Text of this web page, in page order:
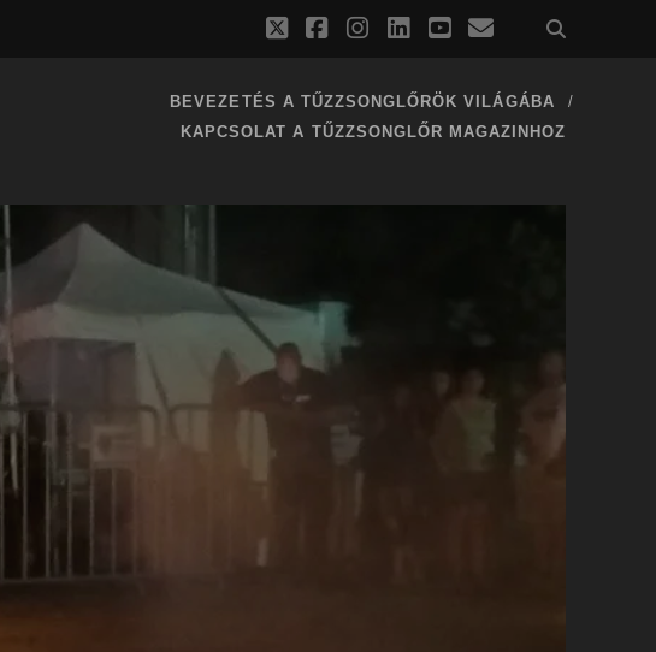
twitterfacebook
instagram
linkedin
youtube
email
BEVEZETÉS A TŰZZSONGLŐRÖK VILÁGÁBA
KAPCSOLAT A TŰZZSONGLŐR MAGAZINHOZ